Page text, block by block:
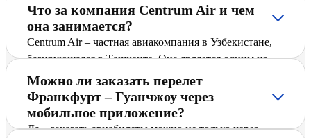
Что за компания Centrum Air и чем
она занимается?
Centrum Air – частная авиакомпания в Узбекистане,
базирующаяся в Ташкенте. Она является одним из
ведущих перевозчиков Узбекистана и предлагает
пассажирам регулярные и чартерные рейсы по
международным и внутренним направлениям,
включая Франкфурт – Гуанчжоу. Компания активно
Можно ли заказать перелет
Франкфурт – Гуанчжоу через
мобильное приложение?
Да – заказать авиабилеты можно не только через